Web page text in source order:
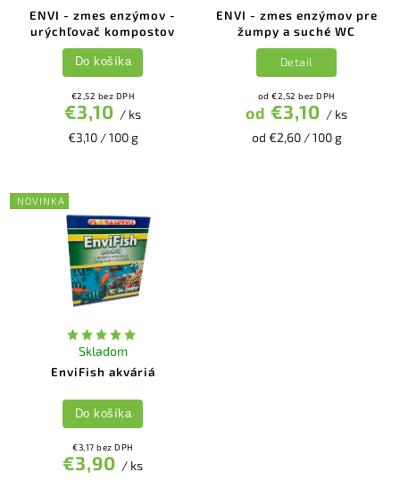
ENVI - zmes enzýmov -
urýchľovač kompostov
€2,52 bez DPH
€3,10 / ks
€3,10 / 100 g
Do košíka
ENVI - zmes enzýmov pre
žumpy a suché WC
od €2,52 bez DPH
od €3,10 / ks
od €2,60 / 100 g
Detail
NOVINKA
EnviFish akváriá
Skladom
€3,17 bez DPH
€3,90 / ks
Do košíka